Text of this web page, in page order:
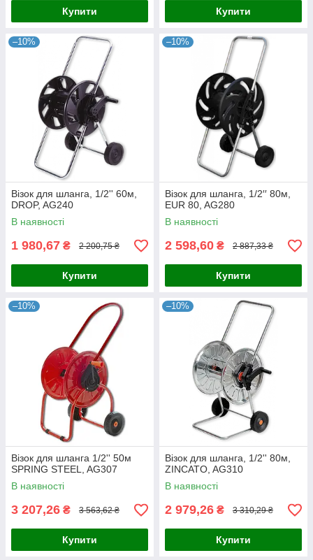
Купити Купити
–10%
Візок для шланга, 1/2'' 60м,
DROP, AG240
В наявності
1 980,67 ₴ 2 200,75 ₴
Купити
–10%
Візок для шланга, 1/2′′ 80м,
EUR 80, AG280
В наявності
2 598,60 ₴ 2 887,33 ₴
Купити
–10%
Візок для шланга 1/2'' 50м
SPRING STEEL, AG307
В наявності
3 207,26 ₴ 3 563,62 ₴
Купити
–10%
Візок для шланга, 1/2'' 80м,
ZINCATO, AG310
В наявності
2 979,26 ₴ 3 310,29 ₴
Купити